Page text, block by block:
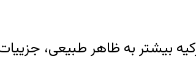
بیشتر به ظاهر طبیعی،